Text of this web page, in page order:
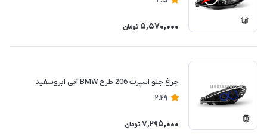
5,570,000 تومان
چراغ جلو اسپرت 206 طرح BMW آبی ابروسفید
2.29
7,295,000 تومان